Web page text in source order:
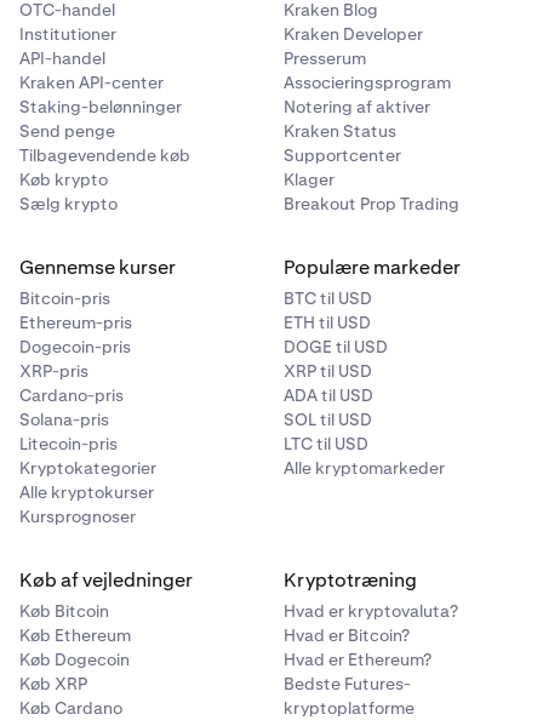
OTC-handel
Institutioner
API-handel
Kraken API-center
Staking-belønninger
Send penge
Tilbagevendende køb
Køb krypto
Sælg krypto
Kraken Blog
Kraken Developer
Presserum
Associeringsprogram
Notering af aktiver
Kraken Status
Supportcenter
Klager
Breakout Prop Trading
Gennemse kurser
Bitcoin-pris
Ethereum-pris
Dogecoin-pris
XRP-pris
Cardano-pris
Solana-pris
Litecoin-pris
Kryptokategorier
Alle kryptokurser
Kursprognoser
Populære markeder
BTC til USD
ETH til USD
DOGE til USD
XRP til USD
ADA til USD
SOL til USD
LTC til USD
Alle kryptomarkeder
Køb af vejledninger
Køb Bitcoin
Køb Ethereum
Køb Dogecoin
Køb XRP
Køb Cardano
Kryptotræning
Hvad er kryptovaluta?
Hvad er Bitcoin?
Hvad er Ethereum?
Bedste Futures-
kryptoplatforme